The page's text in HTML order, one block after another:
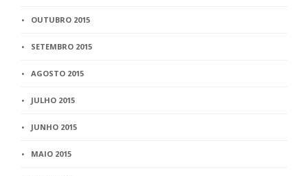
OUTUBRO 2015
SETEMBRO 2015
AGOSTO 2015
JULHO 2015
JUNHO 2015
MAIO 2015